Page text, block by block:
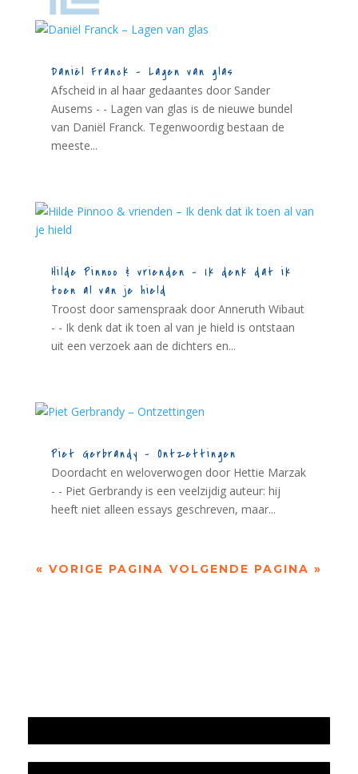
Daniël Franck – Lagen van glas
Afscheid in al haar gedaantes door Sander
Ausems - - Lagen van glas is de nieuwe bundel
van Daniël Franck. Tegenwoordig bestaan de
meeste...
Hilde Pinnoo & vrienden – Ik denk dat ik
toen al van je hield
Troost door samenspraak door Anneruth Wibaut
- - Ik denk dat ik toen al van je hield is ontstaan
uit een verzoek aan de dichters en...
Piet Gerbrandy – Ontzettingen
Doordacht en weloverwogen door Hettie Marzak
- - Piet Gerbrandy is een veelzijdig auteur: hij
heeft niet alleen essays geschreven, maar...
« VORIGE PAGINA VOLGENDE PAGINA »